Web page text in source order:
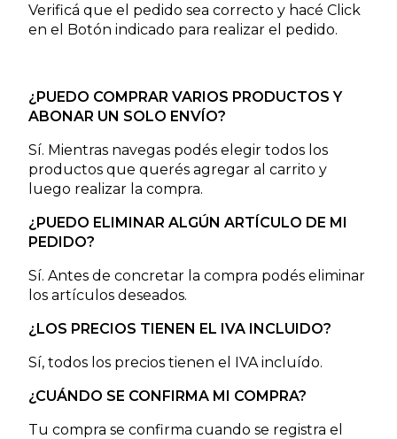
Verificá que el pedido sea correcto y hacé Click
en el Botón indicado para realizar el pedido.
¿PUEDO COMPRAR VARIOS PRODUCTOS Y
ABONAR UN SOLO ENVÍO?
Sí. Mientras navegas podés elegir todos los
productos que querés agregar al carrito y
luego realizar la compra.
¿PUEDO ELIMINAR ALGÚN ARTÍCULO DE MI
PEDIDO?
Sí. Antes de concretar la compra podés eliminar
los artículos deseados.
¿LOS PRECIOS TIENEN EL IVA INCLUIDO?
Sí, todos los precios tienen el IVA incluído.
¿CUÁNDO SE CONFIRMA MI COMPRA?
Tu compra se confirma cuando se registra el